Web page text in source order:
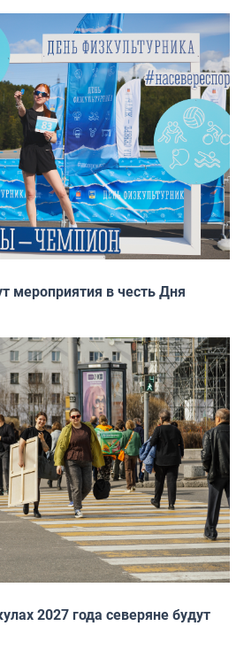
мероприятия в честь Дня
2027 года северяне будут